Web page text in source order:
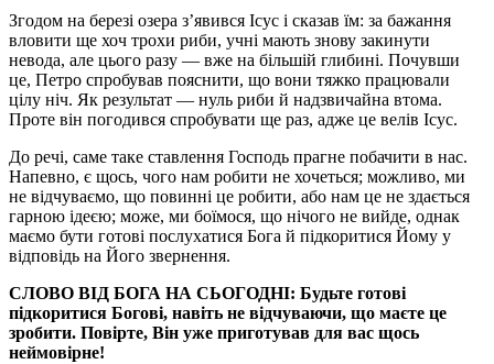
Згодом на березі озера з’явився Ісус і сказав їм: за бажання
вловити ще хоч трохи риби, учні мають знову закинути
невода, але цього разу — вже на більшій глибині. Почувши
це, Петро спробував пояснити, що вони тяжко працювали
цілу ніч. Як результат — нуль риби й надзвичайна втома.
Проте він погодився спробувати ще раз, адже це велів Ісус.
До речі, саме таке ставлення Господь прагне побачити в нас.
Напевно, є щось, чого нам робити не хочеться; можливо, ми
не відчуваємо, що повинні це робити, або нам це не здається
гарною ідеєю; може, ми боїмося, що нічого не вийде, однак
маємо бути готові послухатися Бога й підкоритися Йому у
відповідь на Його звернення.
СЛОВО ВІД БОГА НА СЬОГОДНІ: Будьте готові
підкоритися Богові, навіть не відчуваючи, що маєте це
зробити. Повірте, Він уже приготував для вас щось
неймовірне!